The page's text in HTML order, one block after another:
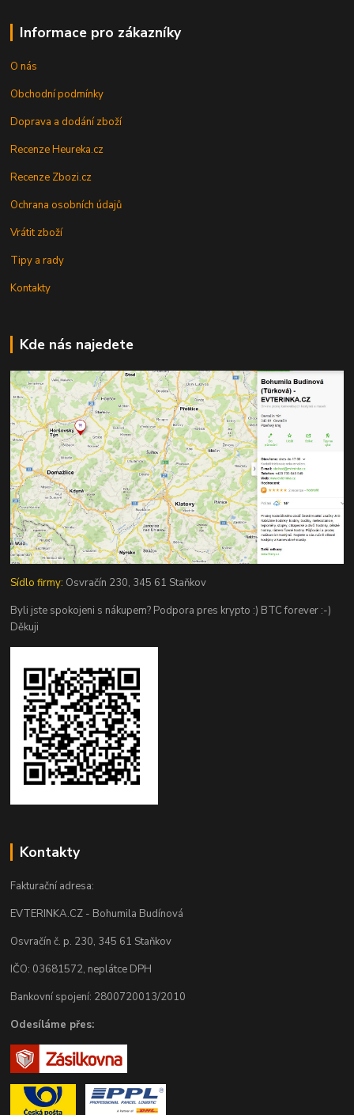
Informace pro zákazníky
O nás
Obchodní podmínky
Doprava a dodání zboží
Recenze Heureka.cz
Recenze Zbozi.cz
Ochrana osobních údajů
Vrátit zboží
Tipy a rady
Kontakty
Kde nás najedete
Sídlo firmy: Osvračín 230, 345 61 Staňkov
Byli jste spokojeni s nákupem? Podpora pres krypto :) BTC forever :-)
Děkuji
Kontakty
Fakturační adresa:
EVTERINKA.CZ - Bohumila Budínová
Osvračín č. p. 230, 345 61 Staňkov
IČO: 03681572, neplátce DPH
Bankovní spojení: 2800720013/2010
Odesíláme přes: